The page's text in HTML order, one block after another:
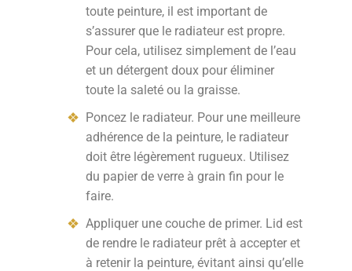
toute peinture, il est important de
s’assurer que le radiateur est propre.
Pour cela, utilisez simplement de l’eau
et un détergent doux pour éliminer
toute la saleté ou la graisse.
Poncez le radiateur. Pour une meilleure
adhérence de la peinture, le radiateur
doit être légèrement rugueux. Utilisez
du papier de verre à grain fin pour le
faire.
Appliquer une couche de primer. Lid est
de rendre le radiateur prêt à accepter et
à retenir la peinture, évitant ainsi qu’elle